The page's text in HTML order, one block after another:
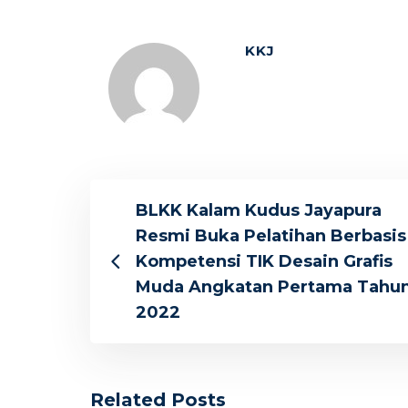
KKJ
BLKK Kalam Kudus Jayapura
Resmi Buka Pelatihan Berbasis
Kompetensi TIK Desain Grafis
Muda Angkatan Pertama
2022
Related Posts